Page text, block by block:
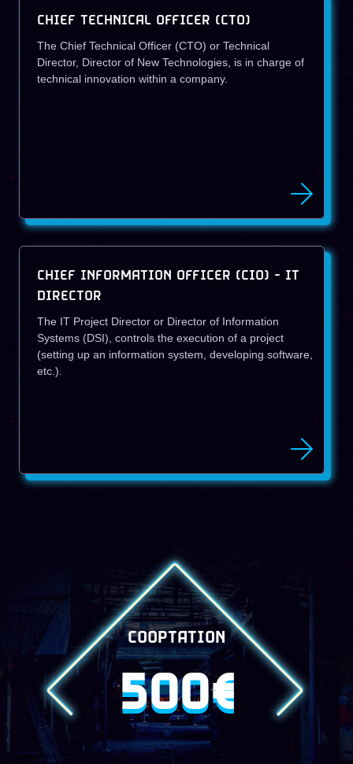
CHIEF TECHNICAL OFFICER (CTO)
The Chief Technical Officer (CTO) or Technical
Director, Director of New Technologies, is in charge of
technical innovation within a company.
CHIEF INFORMATION OFFICER (CIO) - IT
DIRECTOR
The IT Project Director or Director of Information
Systems (DSI), controls the execution of a project
(setting up an information system, developing software,
etc.).
COOPTATION
500€